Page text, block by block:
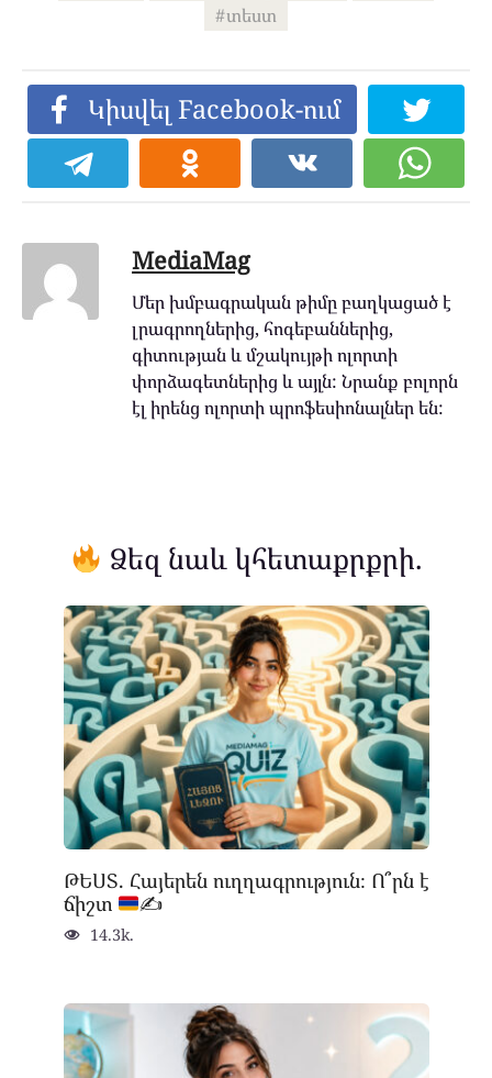
տեստ
Կիսվել Facebook-ում
MediaMag
Մեր խմբագրական թիմը բաղկացած է
լրագրողներից, հոգեբաններից,
գիտության և մշակույթի ոլորտի
փորձագետներից և այլն: Նրանք բոլորն
էլ իրենց ոլորտի պրոֆեսիոնալներ են:
Ձեզ նաև կհետաքրքրի.
ԹԵՍՏ. Հայերեն ուղղագրություն։ Ո՞րն է
ճիշտ
✍
14.3k.